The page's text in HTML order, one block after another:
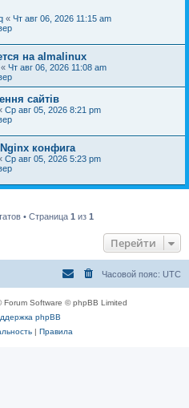
« Чт авг 06, 2026 11:15 am
на almalinux
« Чт авг 06, 2026 11:08 am
сайтів
Ср авг 05, 2026 8:21 pm
конфига
Ср авг 05, 2026 5:23 pm
• Страница 1 из 1
Перейти
Часовой пояс: UTC
Forum Software © phpBB Limited
phpBB
| Правила